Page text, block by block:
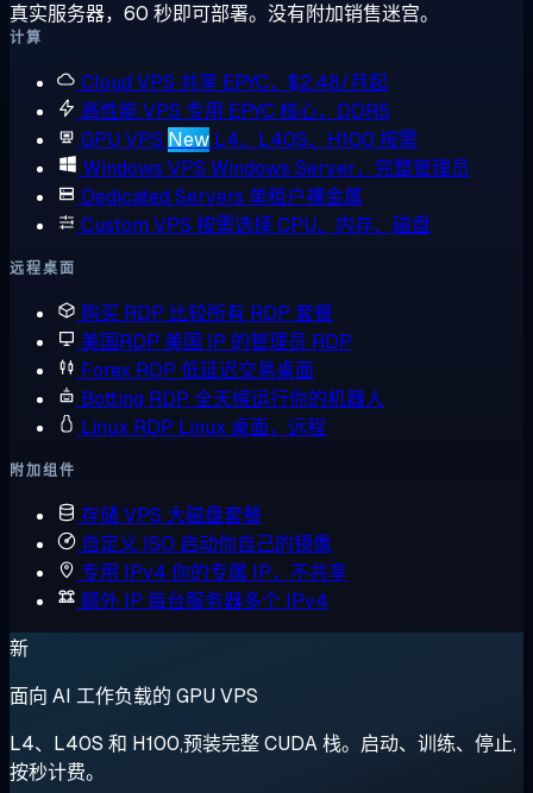
真实服务器，60 秒即可部署。没有附加销售迷宫。
计算
Cloud VPS 共享 EPYC，$2.48/月起
高性能 VPS 专用 EPYC 核心，DDR5
GPU VPS New L4、L40S、H100 按需
Windows VPS Windows Server，完整管理员
Dedicated Servers 单租户裸金属
Custom VPS 按需选择 CPU、内存、磁盘
远程桌面
购买 RDP 比较所有 RDP 套餐
美国RDP 美国 IP 的管理员 RDP
Forex RDP 低延迟交易桌面
Botting RDP 全天候运行你的机器人
Linux RDP Linux 桌面，远程
附加组件
存储 VPS 大磁盘套餐
自定义 ISO 启动你自己的镜像
专用 IPv4 你的专属 IP，不共享
额外 IP 每台服务器多个 IPv4
新
面向 AI 工作负载的 GPU VPS
L4、L40S 和 H100,预装完整 CUDA 栈。启动、训练、停止,
按秒计费。